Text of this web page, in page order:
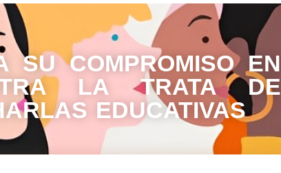
SU COMPROMISO EN
LA TRATA DE
EDUCATIVAS